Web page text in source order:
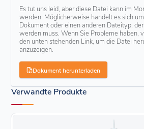
Es tut uns leid, aber diese Datei kann im
werden. Möglicherweise handelt es sich
Dokument oder einen anderen Dateityp,
werden muss. Wenn Sie Probleme haben,
den unten stehenden Link, um die Datei
anzuzeigen.
Dokument herunterladen
Verwandte Produkte